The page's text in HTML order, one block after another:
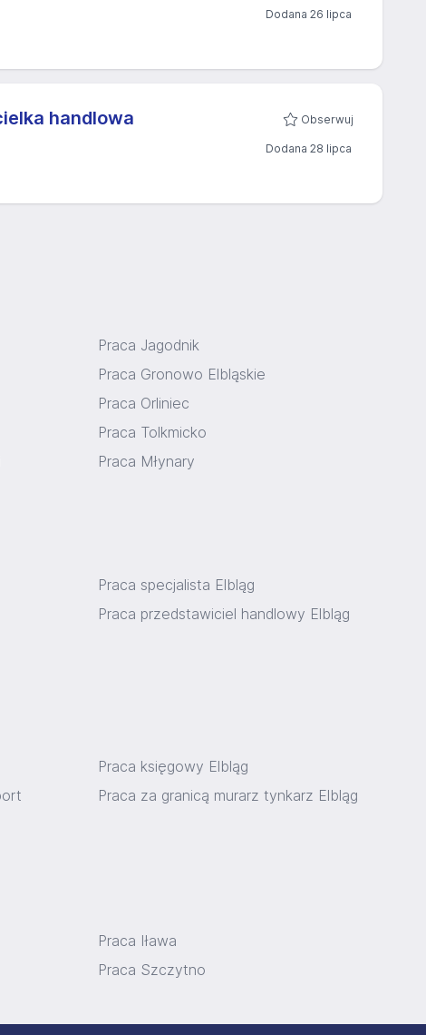
Dodana 26 lipca
handlowa Obserwuj
Dodana 28 lipca
Praca Jagodnik
Praca Gronowo Elbląskie
Praca Orliniec
Praca Tolkmicko
Praca Młynary
Praca specjalista Elbląg
Praca przedstawiciel handlowy Elbląg
Praca księgowy Elbląg
Praca za granicą murarz tynkarz Elbląg
Praca Iława
Praca Szczytno